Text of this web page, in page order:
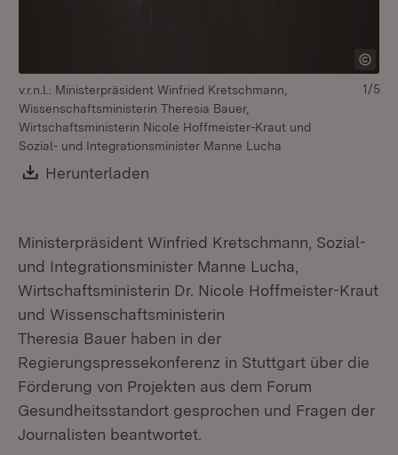
v.r.n.l.: Ministerpräsident Winfried Kretschmann,
Wissenschaftsministerin Theresia Bauer,
Wirtschaftsministerin Nicole Hoffmeister-Kraut und
Sozial- und Integrationsminister Manne Lucha
Download:
Herunterladen
1/5
Ministerpräsident Winfried Kretschmann, Sozial-
und Integrationsminister Manne Lucha,
Wirtschaftsministerin Dr. Nicole Hoffmeister-Kraut
und Wissenschaftsministerin
Theresia Bauer haben in der
Regierungspressekonferenz in Stuttgart über die
Förderung von Projekten aus dem Forum
Gesundheitsstandort gesprochen und Fragen der
Journalisten beantwortet.